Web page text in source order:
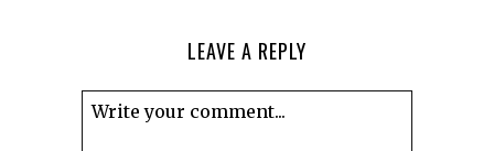
LEAVE A REPLY